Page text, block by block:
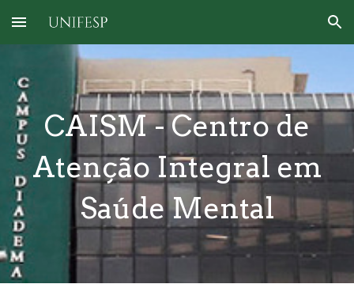
Skip to main content Skip to navigation
CAISM - Centro de
Atenção Integral em
Saúde Mental